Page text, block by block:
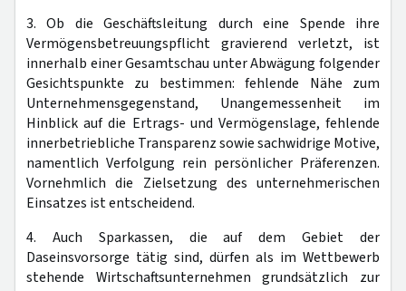
3. Ob die Geschäftsleitung durch eine Spende ihre
Vermögensbetreuungspflicht gravierend verletzt, ist
innerhalb einer Gesamtschau unter Abwägung folgender
Gesichtspunkte zu bestimmen: fehlende Nähe zum
Unternehmensgegenstand, Unangemessenheit im
Hinblick auf die Ertrags- und Vermögenslage, fehlende
innerbetriebliche Transparenz sowie sachwidrige Motive,
namentlich Verfolgung rein persönlicher Präferenzen.
Vornehmlich die Zielsetzung des unternehmerischen
Einsatzes ist entscheidend.
4. Auch Sparkassen, die auf dem Gebiet der
Daseinsvorsorge tätig sind, dürfen als im Wettbewerb
stehende Wirtschaftsunternehmen grundsätzlich zur